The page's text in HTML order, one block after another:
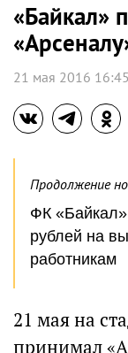
«Байкал»
21 мая 2016 16:45
Продолжение
ФК
рублей на
работникам
21 мая на
принимал